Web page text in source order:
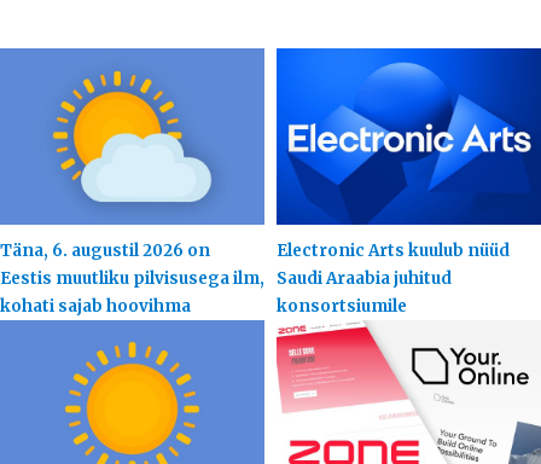
Täna, 6. augustil 2026 on
Eestis muutliku pilvisusega ilm,
kohati sajab hoovihma
Electronic Arts kuulub nüüd
Saudi Araabia juhitud
konsortsiumile